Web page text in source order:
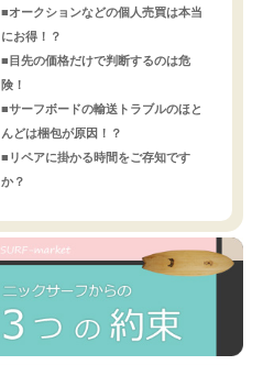
■オークションなどの個人売買は本当
にお得！？
■目先の価格だけで判断するのは危
険！
■サーフボードの輸送トラブルのほと
んどは梱包が原因！？
■リペアに掛かる時間をご存知です
か？